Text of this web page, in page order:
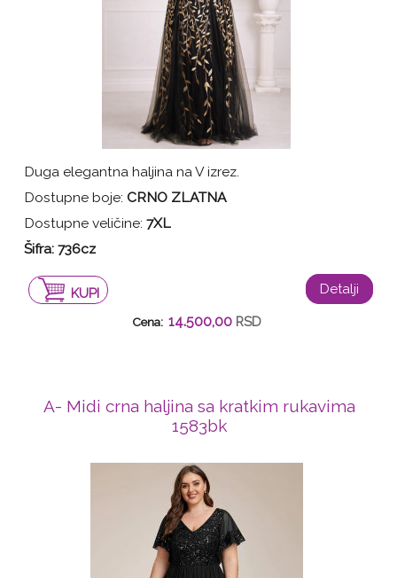
Duga elegantna haljina na V izrez.
Dostupne boje: CRNO ZLATNA
Dostupne veličine: 7XL
Šifra: 736cz
KUPI Detalji
Cena: 14.500,00 RSD
A- Midi crna haljina sa kratkim rukavima
1583bk